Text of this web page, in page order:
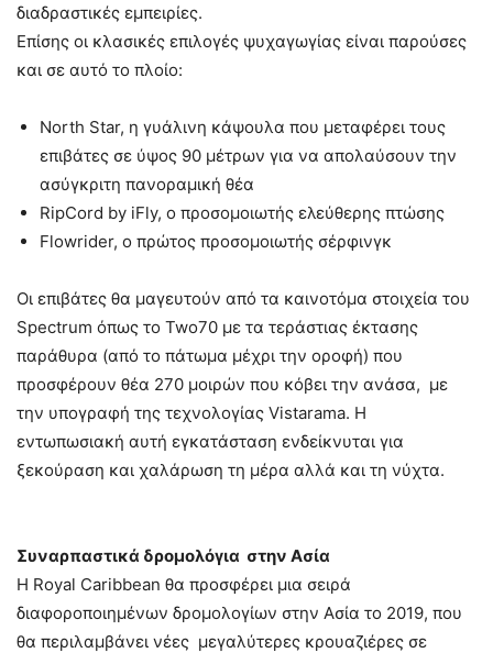
διαδραστικές εμπειρίες.
Επίσης οι κλασικές επιλογές ψυχαγωγίας είναι παρούσες
και σε αυτό το πλοίο:
North Star, η γυάλινη κάψουλα που μεταφέρει τους
επιβάτες σε ύψος 90 μέτρων για να απολαύσουν την
ασύγκριτη πανοραμική θέα
RipCord by iFly, ο προσομοιωτής ελεύθερης πτώσης
Flowrider, ο πρώτος προσομοιωτής σέρφινγκ
Οι επιβάτες θα μαγευτούν από τα καινοτόμα στοιχεία του
Spectrum όπως το Two70 με τα τεράστιας έκτασης
παράθυρα (από το πάτωμα μέχρι την οροφή) που
προσφέρουν θέα 270 μοιρών που κόβει την ανάσα, με
την υπογραφή της τεχνολογίας Vistarama. Η
εντωπωσιακή αυτή εγκατάσταση ενδείκνυται για
ξεκούραση και χαλάρωση τη μέρα αλλά και τη νύχτα.
Συναρπαστικά δρομολόγια στην Ασία
Η Royal Caribbean θα προσφέρει μια σειρά
διαφοροποιημένων δρομολογίων στην Ασία το 2019, που
θα περιλαμβάνει νέες μεγαλύτερες κρουαζιέρες σε